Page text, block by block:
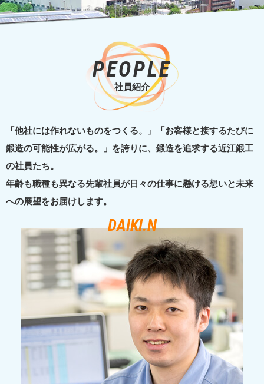
PEOPLE
社員紹介
「他社には作れないものをつくる。」「お客様と接するたびに
鍛造の可能性が広がる。」を誇りに、鍛造を追求する近江鍛工
の社員たち。
年齢も職種も異なる先輩社員が日々の仕事に懸ける想いと未来
への展望をお届けします。
DAIKI.N